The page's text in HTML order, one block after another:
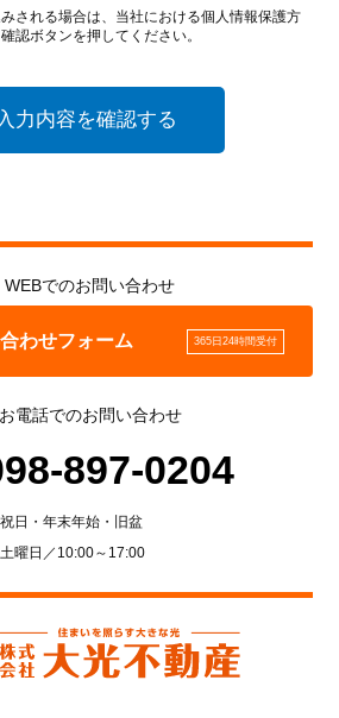
る法令、国が定める指針及びその他の
講じて防止すべく事業の実情に合致し
個人情報セキュリティ体制を継続的に
応をさせていただきます。
メントシステムは、当社を取り巻く環
適時・適切に見直してその改善を継続
ものとします。
される場合は、当社における個人情報保護方
認ボタンを押してください。
WEBでのお問い合わせ
わせフォーム 365日24時間受付
お電話でのお問い合わせ
897-0204
日・年末年始・旧盆
曜日／10:00～17:00